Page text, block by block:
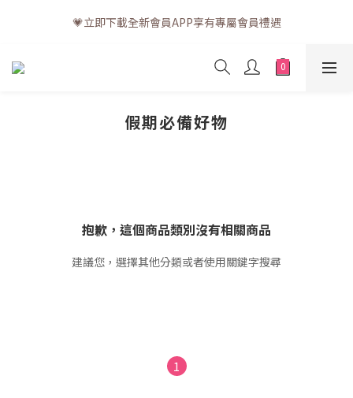
💗訂單一般送貨時間為3至5個工作天 (星期六、日及公眾假期並非
工作天)
💗立即下載全新會員APP享有專屬會員禮遇
💗訂單一般送貨時間為3至5個工作天 (星期六、日及公眾假期並非
假期必備好物
抱歉，這個商品類別沒有相關商品
建議您，選擇其他分類或者使用關鍵字搜尋
1